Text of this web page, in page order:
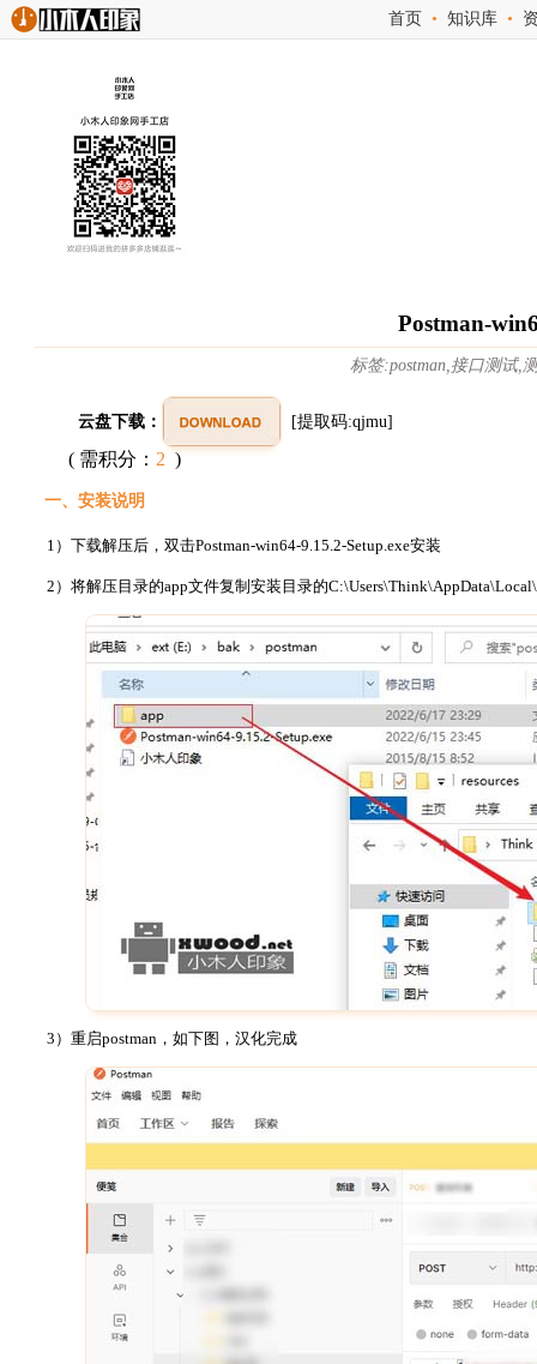
首页 •知识库 •
Postman-
标签:postman,接口测
云盘下载： [提取码:qjmu]
( 需积分： 2 )
一、安装说明
1）下载解压后，双击Postman-win64-9.15.2-Setup.exe安装
2）将解压目录的app文件复制安装目录的
3）重启postman，如下图，汉化完成